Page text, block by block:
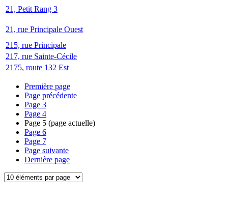
21, Petit Rang 3
21, rue Principale Ouest
215, rue Principale
217, rue Sainte-Cécile
2175, route 132 Est
Première page
Page précédente
Page 3
Page 4
Page 5 (page actuelle)
Page 6
Page 7
Page suivante
Dernière page